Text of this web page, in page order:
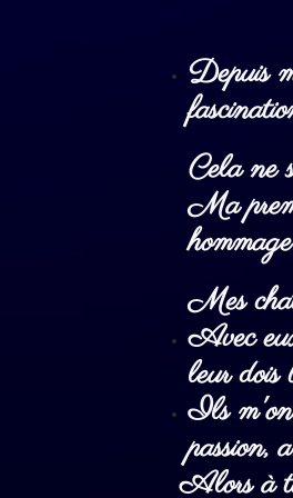
Depuis
Cela ne
Ma
Mes
Avec
leur dois
Ils m'ont
passion,
Alors à